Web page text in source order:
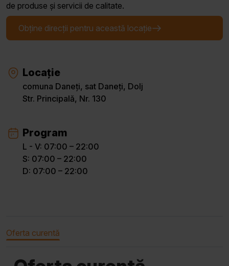
de produse și servicii de calitate.
Obține direcții pentru această locație
Locație
comuna Daneți, sat Daneți, Dolj
Str. Principală, Nr. 130
Program
L - V: 07:00 – 22:00
S: 07:00 – 22:00
D: 07:00 – 22:00
Oferta curentă